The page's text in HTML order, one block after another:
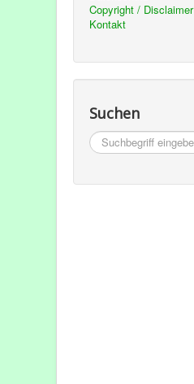
Copyright / Disclaimer
Kontakt
Suchen
Suchbegriff
eingeben